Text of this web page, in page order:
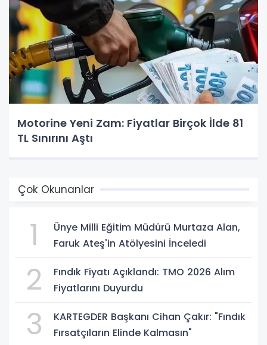
Motorine Yeni Zam: Fiyatlar Birçok İlde 81
TL Sınırını Aştı
Çok Okunanlar
1
Ünye Milli Eğitim Müdürü Murtaza Alan,
Faruk Ateş'in Atölyesini İnceledi
2
Fındık Fiyatı Açıklandı: TMO 2026 Alım
Fiyatlarını Duyurdu
3
KARTEGDER Başkanı Cihan Çakır: "Fındık
Fırsatçıların Elinde Kalmasın"